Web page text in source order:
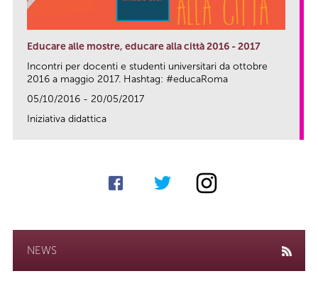
Educare alle mostre, educare alla città 2016 - 2017
Incontri per docenti e studenti universitari da ottobre
2016 a maggio 2017. Hashtag: #educaRoma
05/10/2016 - 20/05/2017
Iniziativa didattica
NEWS